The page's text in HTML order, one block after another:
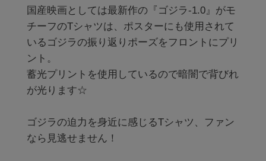
国産映画としては最新作の『ゴジラ-1.0』がモ
チーフのTシャツは、ポスターにも使用されて
いるゴジラの振り返りポーズをフロントにプリ
ント。
蓄光プリントを使用しているので暗闇で背びれ
が光ります☆
ゴジラの迫力を身近に感じるTシャツ、ファン
なら見逃せません！